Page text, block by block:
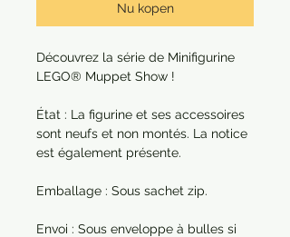
Nu kopen
Découvrez la série de Minifigurine
LEGO® Muppet Show !
État : La figurine et ses accessoires
sont neufs et non montés. La notice
est également présente.
Emballage : Sous sachet zip.
Envoi : Sous enveloppe à bulles si